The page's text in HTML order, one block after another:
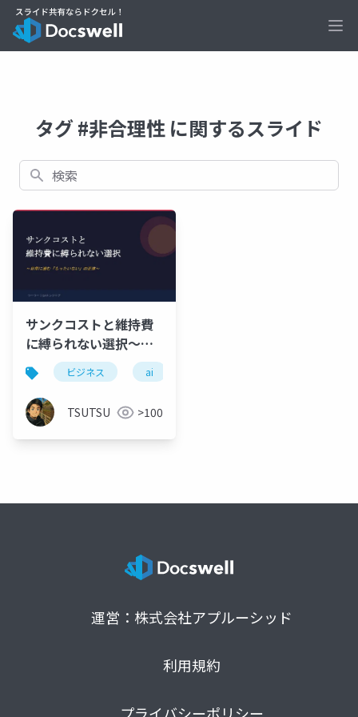
タグ #非合理性 に関するスライド
検索
サンクコストと維持費
に縛られない選択～日
常に潜む「もったいな
い」の正体～
ビジネス ai
TSUTSU >100
運営：株式会社アプルーシッド
利用規約